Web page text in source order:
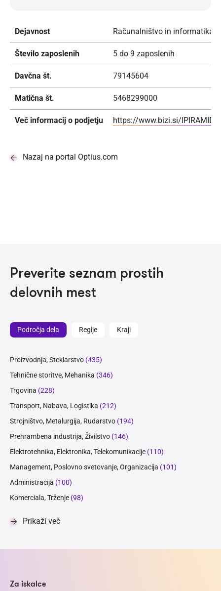
Dejavnost Računalništvo in informatika;
Število zaposlenih 5 do 9 zaposlenih
Davčna št. 79145604
Matična št. 5468299000
Več informacij o podjetju https://www.bizi.si/IPIRAMIDA-
Nazaj na portal Optius.com
Preverite seznam prostih
delovnih mest
Področja dela Regije Kraji
Proizvodnja, Steklarstvo (435)
Tehnične storitve, Mehanika (346)
Trgovina (228)
Transport, Nabava, Logistika (212)
Strojništvo, Metalurgija, Rudarstvo (194)
Prehrambena industrija, Živilstvo (146)
Elektrotehnika, Elektronika, Telekomunikacije (110)
Management, Poslovno svetovanje, Organizacija (101)
Administracija (100)
Komerciala, Trženje (98)
Prikaži več
Za iskalce